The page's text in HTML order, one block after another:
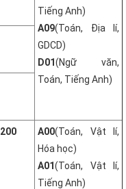
Tiếng Anh)
A09(Toán, Địa lí,
GDCD)
D01(Ngữ văn,
Toán, Tiếng Anh)
200 A00(Toán, Vật lí,
Hóa học)
A01(Toán, Vật lí,
Tiếng Anh)